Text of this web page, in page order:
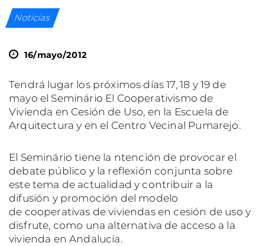
Noticias
16/mayo/2012
Tendrá lugar los próximos días 17, 18 y 19 de
mayo el Seminário El Cooperativismo de
Vivienda en Cesión de Uso, en la Escuela de
Arquitectura y en el Centro Vecinal Pumarejo.
El Seminário tiene la ntención de provocar el
debate público y la reflexión conjunta sobre
este tema de actualidad y contribuir a la
difusión y promoción del modelo
de cooperativas de viviendas en cesión de uso y
disfrute, como una alternativa de acceso a la
vivienda en Andalucía.